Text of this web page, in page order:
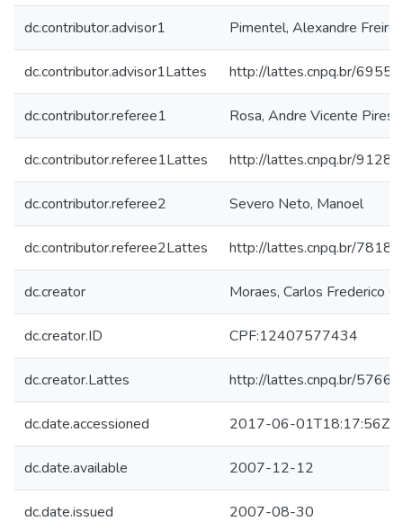
dc.contributor.advisor1 Pimentel, Alexandre Freire
dc.contributor.advisor1Lattes http://lattes.cnpq.br/
dc.contributor.referee1 Rosa, Andre Vicente Pires
dc.contributor.referee1Lattes http://lattes.cnpq.br/
dc.contributor.referee2 Severo Neto, Manoel
dc.contributor.referee2Lattes http://lattes.cnpq.br/
dc.creator Moraes, Carlos Frederico
dc.creator.ID CPF:12407577434
dc.creator.Lattes http://lattes.cnpq.br/
dc.date.accessioned 2017-06-01T18:17:56Z
dc.date.available 2007-12-12
dc.date.issued 2007-08-30